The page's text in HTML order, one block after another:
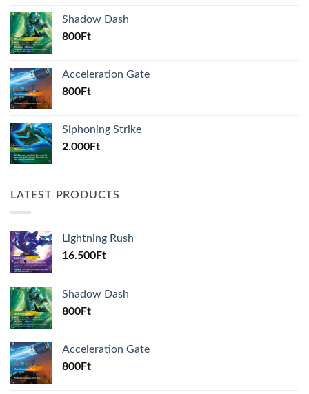
Shadow Dash
800Ft
Acceleration Gate
800Ft
Siphoning Strike
2.000Ft
LATEST PRODUCTS
Lightning Rush
16.500Ft
Shadow Dash
800Ft
Acceleration Gate
800Ft